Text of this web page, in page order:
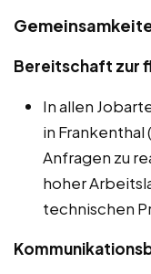
Bereitschaft zur
In allen
in
Anfragen zu
hoher
technischen